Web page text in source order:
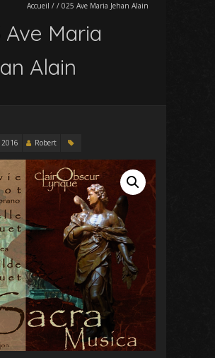
Accueil / / 025 Ave Maria Jehan Alain
Ave Maria
Alain
Robert